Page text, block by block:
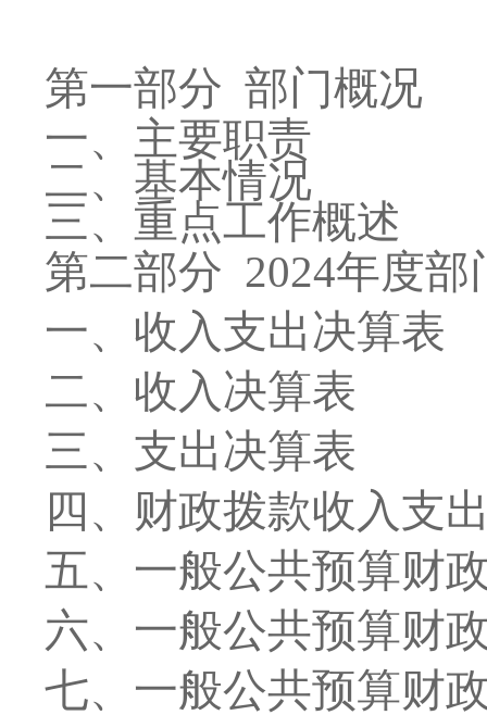
第一部分 部门概况
一、主要职责
二、 基本情况
三、重点工作概述
第二部分 2024年度部
一、收入支出决算表
二、收入决算表
三、支出决算表
四、财政拨款收入支
五、一般公共预算财
六、一般公共预算财
七、 一般公共预算财